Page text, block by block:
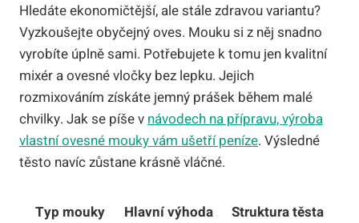
Hledáte ekonomičtější, ale stále zdravou variantu?
Vyzkoušejte obyčejný oves. Mouku si z něj snadno
vyrobíte úplně sami. Potřebujete k tomu jen kvalitní
mixér a ovesné vločky bez lepku. Jejich
rozmixováním získáte jemný prášek během malé
chvilky. Jak se píše v návodech na přípravu, výroba
vlastní ovesné mouky vám ušetří peníze. Výsledné
těsto navíc zůstane krásně vláčné.
Typ mouky Hlavní výhoda
Struktura těsta